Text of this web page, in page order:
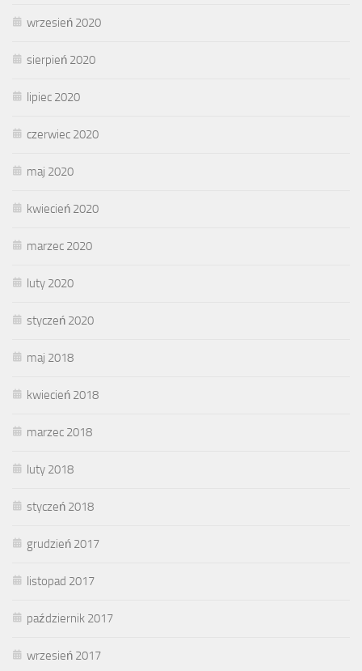
wrzesień 2020
sierpień 2020
lipiec 2020
czerwiec 2020
maj 2020
kwiecień 2020
marzec 2020
luty 2020
styczeń 2020
maj 2018
kwiecień 2018
marzec 2018
luty 2018
styczeń 2018
grudzień 2017
listopad 2017
październik 2017
wrzesień 2017